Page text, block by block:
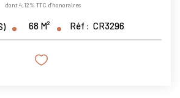
dont 4,12% TTC d'honoraires
68 M² Réf : CR3296